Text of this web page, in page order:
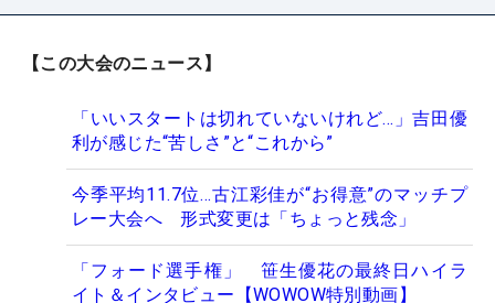
【この大会のニュース】
「いいスタートは切れていないけれど…」吉田優
利が感じた“苦しさ”と“これから”
今季平均11.7位…古江彩佳が“お得意”のマッチプ
レー大会へ 形式変更は「ちょっと残念」
「フォード選手権」 笹生優花の最終日ハイラ
イト＆インタビュー【WOWOW特別動画】